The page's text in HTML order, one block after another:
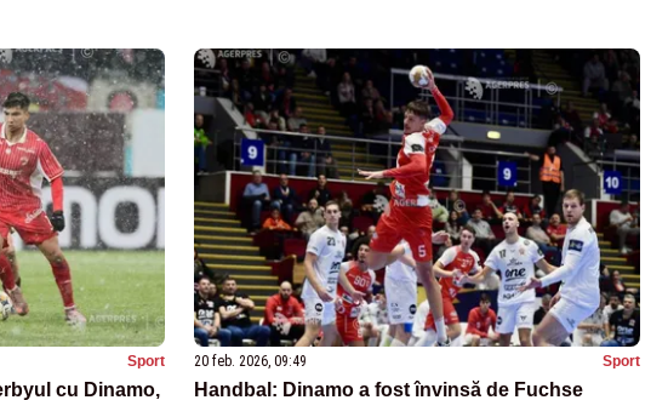
Sport
cu Dinamo,
20 feb. 2026, 09:49 Sport
Handbal: Dinamo a fost învinsă de Fuchse